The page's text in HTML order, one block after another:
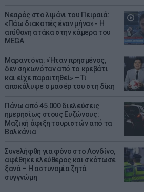
Νεαρός στο λιμάνι του Πειραιά:
«Πάω διακοπές έναν μήνα» - Η
απίθανη ατάκα στην κάμερα του
MEGA
Μαραντόνα: «Ήταν πρησμένος,
δεν σηκωνόταν από το κρεβάτι
και είχε παραιτηθεί» – Τι
αποκάλυψε ο μασέρ του στη δίκη
Πάνω από 45.000 διελεύσεις
ημερησίως στους Ευζώνους:
Μαζική άφιξη τουριστών από τα
Βαλκάνια
Συνελήφθη για φόνο στο Λονδίνο,
αφέθηκε ελεύθερος και σκότωσε
ξανά – Η αστυνομία ζητά
συγγνώμη